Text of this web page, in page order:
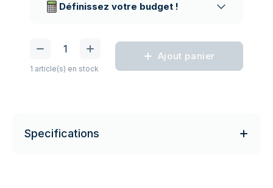
Définissez votre budget !
1 article(s) en stock
Ajout panier
Specifications